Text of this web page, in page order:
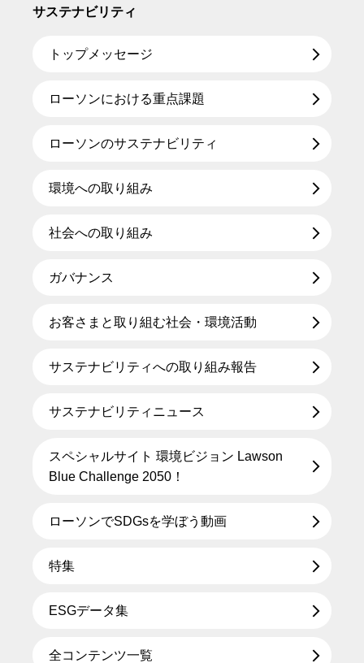
サステナビリティ
トップメッセージ
ローソンにおける重点課題
ローソンのサステナビリティ
環境への取り組み
社会への取り組み
ガバナンス
お客さまと取り組む社会・環境活動
サステナビリティへの取り組み報告
サステナビリティニュース
スペシャルサイト 環境ビジョン Lawson
Blue Challenge 2050！
ローソンでSDGsを学ぼう動画
特集
ESGデータ集
全コンテンツ一覧